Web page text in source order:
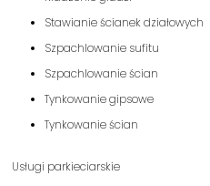
Stawianie ścianek działowych
Szpachlowanie sufitu
Szpachlowanie ścian
Tynkowanie gipsowe
Tynkowanie ścian
Usługi parkieciarskie